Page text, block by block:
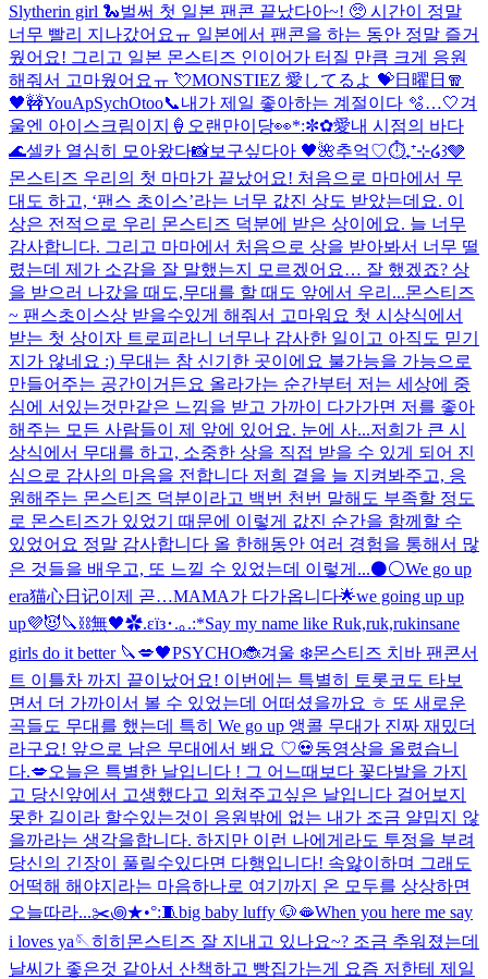
Slytherin girl 🐍벌써 첫 일본 팬콘 끝났다아~! 🥺 시간이 정말
너무 빨리 지나갔어요ㅠ 일본에서 팬콘을 하는 동안 정말 즐거
웠어요! 그리고 일본 몬스티즈 인이어가 터질 만큼 크게 응원
해줘서 고마웠어요ㅠ 💘MONSTIEZ 愛してるよ 💝日曜日🧣
🖤🚧YouApSychOtoo📞내가 제일 좋아하는 계절이다 🫧…🤍겨
울엔 아이스크림이지🍦 오랜만이당👀*:✼✿愛내 시점의 바다
🌊셀카 열심히 모아왔다📸보구싶다아 🖤🌺추억♡⏱️₊⁺⊹໒꒱🩶
몬스티즈 우리의 첫 마마가 끝났어요! 처음으로 마마에서 무
대도 하고, ‘팬스 초이스’라는 너무 값진 상도 받았는데요. 이
상은 전적으로 우리 몬스티즈 덕분에 받은 상이에요. 늘 너무
감사합니다. 그리고 마마에서 처음으로 상을 받아봐서 너무 떨
렸는데 제가 소감을 잘 말했는지 모르겠어요… 잘 했겠죠? 상
을 받으러 나갔을 때도,무대를 할 때도 앞에서 우리...몬스티즈
~ 팬스초이스상 받을수있게 해줘서 고마워요 첫 시상식에서
받는 첫 상이자 트로피라니 너무나 감사한 일이고 아직도 믿기
지가 않네요 :) 무대는 참 신기한 곳이에요 불가능을 가능으로
만들어주는 공간이거든요 올라가는 순간부터 저는 세상에 중
심에 서있는것만같은 느낌을 받고 가까이 다가가면 저를 좋아
해주는 모든 사람들이 제 앞에 있어요. 눈에 사...저희가 큰 시
상식에서 무대를 하고, 소중한 상을 직접 받을 수 있게 되어 진
심으로 감사의 마음을 전합니다 저희 곁을 늘 지켜봐주고, 응
원해주는 몬스티즈 덕분이라고 백번 천번 말해도 부족할 정도
로 몬스티즈가 있었기 때문에 이렇게 값진 순간을 함께할 수
있었어요 정말 감사합니다 올 한해동안 여러 경험을 통해서 많
은 것들을 배우고, 또 느낄 수 있었는데 이렇게...⚫️⚪️We go up
era猫心日记이제 곧…MAMA가 다가옵니다🌟we going up up
up💜😈🔪⛓️無🖤✿.εïз･.｡.:*Say my name like Ruk,ruk,rukinsane
girls do it better 🔪💋🖤PSYCHO🐞겨울 ❄️몬스티즈 치바 팬콘서
트 이틀차 까지 끝이났어요! 이번에는 특별히 토롯코도 타보
면서 더 가까이서 볼 수 있었는데 어떠셨을까요 ㅎ 또 새로운
곡들도 무대를 했는데 특히 We go up 앵콜 무대가 진짜 재밌더
라구요! 앞으로 남은 무대에서 봬요 ♡💀동영상을 올렸습니
다.💋오늘은 특별한 날입니다 ! 그 어느때보다 꽃다발을 가지
고 당신앞에서 고생했다고 외쳐주고싶은 날입니다 걸어보지
못한 길이라 할수있는것이 응원밖에 없는 내가 조금 얄밉지 않
을까라는 생각을합니다. 하지만 이런 나에게라도 투정을 부려
당신의 긴장이 풀릴수있다면 다행입니다! 속앓이하며 그래도
어떡해 해야지라는 마음하나로 여기까지 온 모두를 상상하면
오늘따라...✂️꩜★•°:🧵big baby luffy 🐶🫦When you here me say
i loves ya🪡히히 몬스티즈 잘 지내고 있나요~? 조금 추워졌는데
날씨가 좋은것 같아서 산책하고 빵집가는게 요즘 저한테 제일